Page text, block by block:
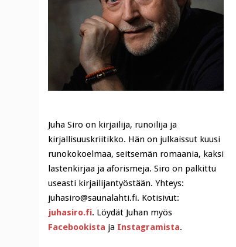
Juha Siro on kirjailija, runoilija ja
kirjallisuuskriitikko. Hän on julkaissut kuusi
runokokoelmaa, seitsemän romaania, kaksi
lastenkirjaa ja aforismeja. Siro on palkittu
useasti kirjailijantyöstään. Yhteys:
juhasiro@saunalahti.fi. Kotisivut:
juhasiro.fi. Löydät Juhan myös
Facebookista ja Instagramista.